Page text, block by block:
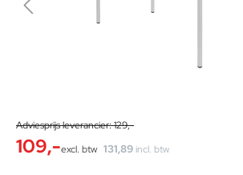
Adviesprijs leverancier: 129,-
109,- 131,89 incl. btw
excl. btw